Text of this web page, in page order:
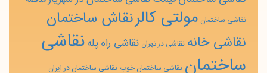
نقاشی ساختمان مولتی کالرنقاش ساختمان
نقاشی خانه نقاشی در تهران نقاشی راه پلهنقاشی
ساختمان نقاشی ساختمان خوب نقاشی ساختمان در ایران